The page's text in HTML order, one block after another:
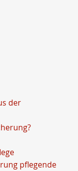
der
pflegende